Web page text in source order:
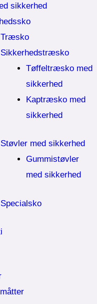
sikkerhed
Træsko
Sikkerhedstræsko
Tøffeltræsko med
sikkerhed
Kaptræsko med
sikkerhed
Støvler med sikkerhed
Gummistøvler
med sikkerhed
Specialsko